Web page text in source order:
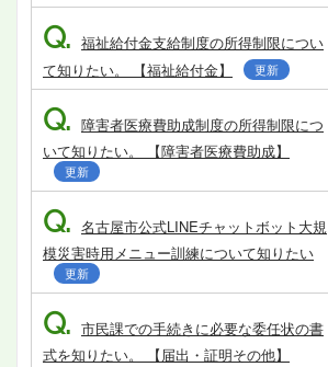
Q. 福祉給付金支給制度の所得制限につい
て知りたい。 【福祉給付金】
更新
Q. 障害者医療費助成制度の所得制限につ
いて知りたい。 【障害者医療費助成】
更新
Q. 名古屋市公式LINEチャットボット大規
模災害時用メニュー訓練について知りたい
更新
Q. 市民課での手続きに必要な委任状の書
式を知りたい。 【届出・証明その他】